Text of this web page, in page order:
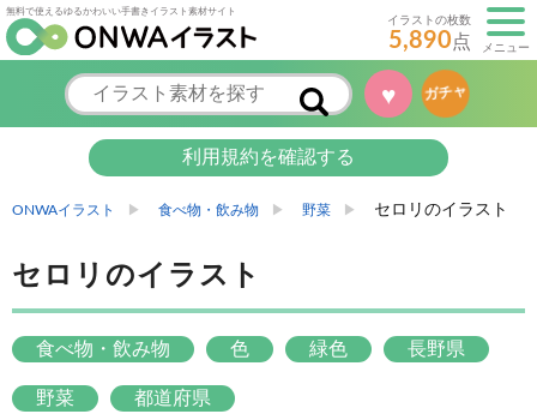
無料で使えるゆるかわいい手書きイラスト素材サイト
イラストの枚数
5,890点 メニュー
♥ ガチャ
利用規約を確認する
ONWAイラスト 食べ物・飲み物 野菜 セロリのイラスト
セロリのイラスト
食べ物・飲み物 色 緑色 長野県
野菜 都道府県